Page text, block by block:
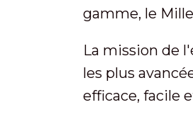
gamme, le
La mission de
les plus
efficace, facile